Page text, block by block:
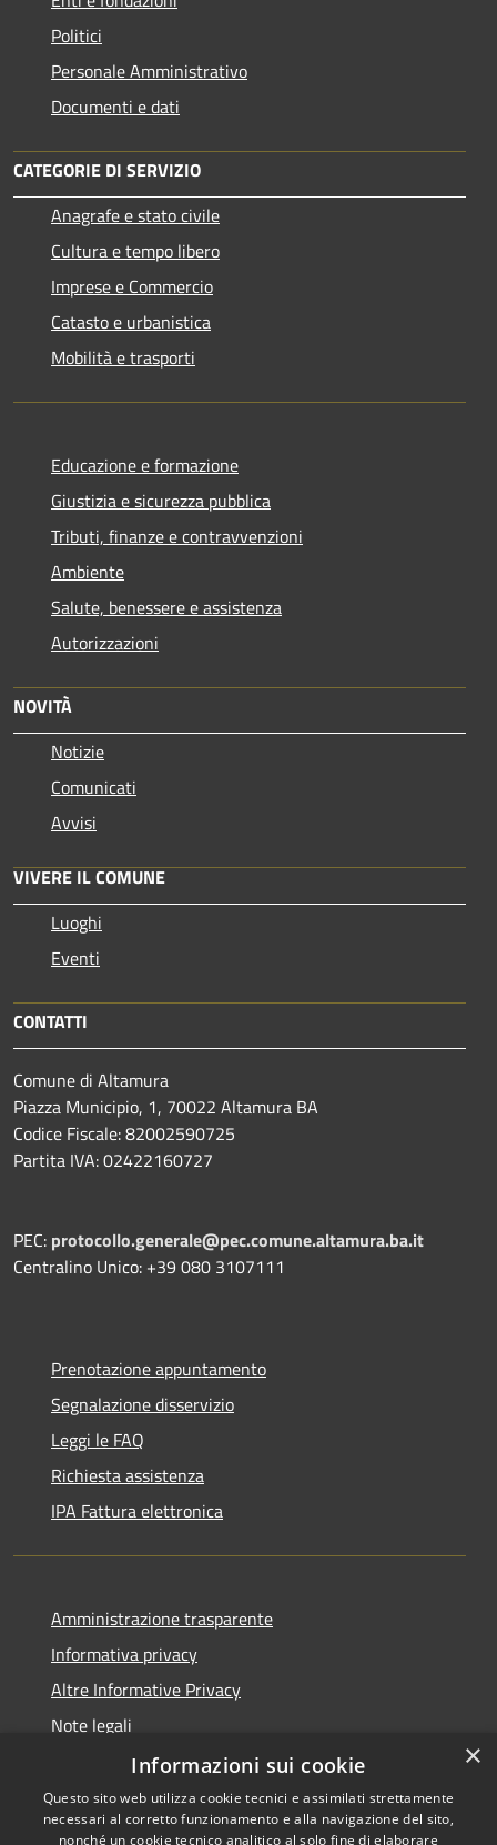
Politici
Personale Amministrativo
Documenti e dati
CATEGORIE DI SERVIZIO
Anagrafe e stato civile
Cultura e tempo libero
Imprese e Commercio
Catasto e urbanistica
Mobilità e trasporti
Educazione e formazione
Giustizia e sicurezza pubblica
Tributi, finanze e contravvenzioni
Ambiente
Salute, benessere e assistenza
Autorizzazioni
NOVITÀ
Notizie
Comunicati
Avvisi
VIVERE IL COMUNE
Luoghi
Eventi
CONTATTI
Comune di Altamura
Piazza Municipio, 1, 70022 Altamura BA
Codice Fiscale: 82002590725
Partita IVA: 02422160727
PEC: protocollo.generale@pec.comune.altamura.ba.it
Centralino Unico: +39 080 3107111
Prenotazione appuntamento
Segnalazione disservizio
Leggi le FAQ
Richiesta assistenza
IPA Fattura elettronica
Amministrazione trasparente
Informativa privacy
Altre Informative Privacy
Note legali
Dichiarazione di accessibilità
×
Informazioni sui cookie
Questo sito web utilizza cookie tecnici e assimilati strettamente
necessari al corretto funzionamento e alla navigazione del sito,
nonché un cookie tecnico analitico al solo fine di elaborare